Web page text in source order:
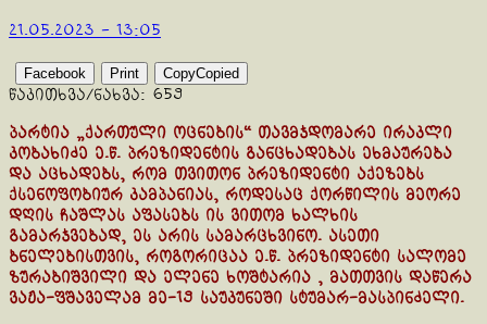
21.05.2023 - 13:05
Facebook Print CopyCopied
წაკითხვა/ნახვა: 659
პარტია „ქართული ოცნების“ თავმჯდომარე ირაკლი
კობახიძე ე.წ. პრეზიდენტის განცხადებას ეხმაურება
და აცხადებს, რომ თვითონ პრეზიდენტი აქეზებს
ქსენოფობიურ კამპანიას, როდესაც ქორწილის მეორე
დღის ჩაშლას აფასებს ის ვითომ ხალხის
გამარჯვებად, ეს არის სამარცხვინო. ასეთი
ბნელებისთვის, როგორიცაა ე.წ. პრეზიდენტი სალომე
ზურაბიშვილი და ელენე ხოშტარია , მათთვის დაწერა
ვაჟა-ფშაველამ მე-19 საუკუნეში სტუმარ-მასპინძელი.